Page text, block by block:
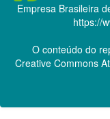
Empresa Brasileira
https://
O conteúdo do
Creative Commons